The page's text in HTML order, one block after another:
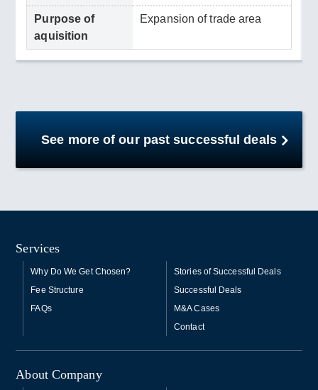
Purpose of
aquisition
Expansion of trade area
See more of our past successful deals
Services
Why Do We Get Chosen?
Fee Structure
FAQs
Stories of Successful Deals
Successful Deals
M&A Cases
Contact
About Company